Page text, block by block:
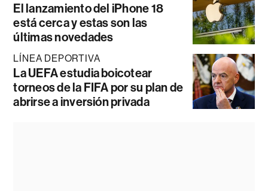
El lanzamiento del iPhone 18
está cerca y estas son las
últimas novedades
LÍNEA DEPORTIVA
La UEFA estudia boicotear
torneos de la FIFA por su plan de
abrirse a inversión privada